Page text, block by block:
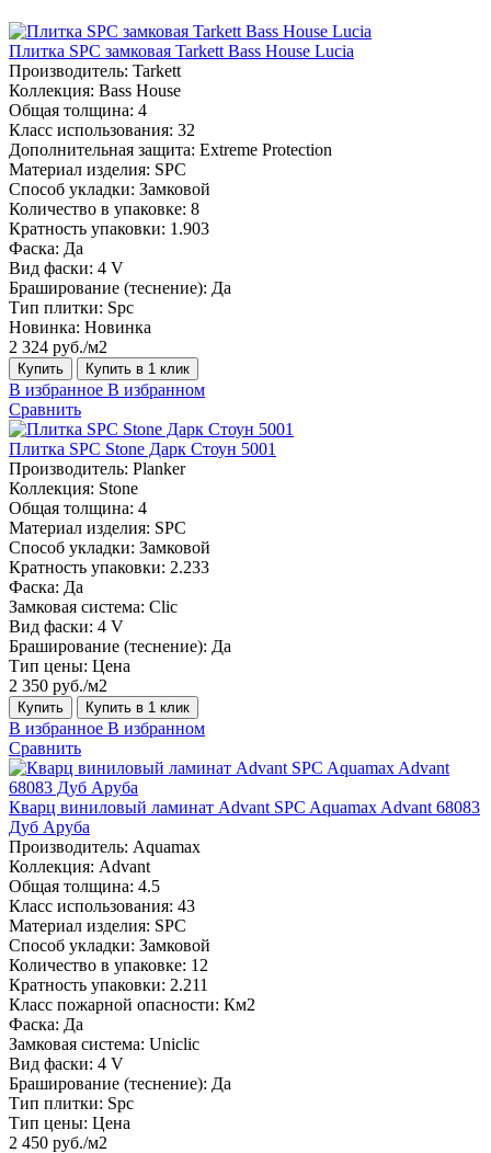
Плитка SPC замковая Tarkett Bass House Lucia
Производитель: Tarkett
Коллекция: Bass House
Общая толщина: 4
Класс использования: 32
Дополнительная защита: Extreme Protection
Материал изделия: SPC
Способ укладки: Замковой
Количество в упаковке: 8
Кратность упаковки: 1.903
Фаска: Да
Вид фаски: 4 V
Браширование (теснение): Да
Тип плитки: Spc
Новинка: Новинка
2 324 руб./м2
Купить Купить в 1 клик
В избранное В избранном
Сравнить
Плитка SPC Stone Дарк Стоун 5001
Производитель: Planker
Коллекция: Stone
Общая толщина: 4
Материал изделия: SPC
Способ укладки: Замковой
Кратность упаковки: 2.233
Фаска: Да
Замковая система: Сlic
Вид фаски: 4 V
Браширование (теснение): Да
Тип цены: Цена
2 350 руб./м2
Купить Купить в 1 клик
В избранное В избранном
Сравнить
Кварц виниловый ламинат Advant SPC Aquamax Advant 68083
Дуб Аруба
Производитель: Aquamax
Коллекция: Advant
Общая толщина: 4.5
Класс использования: 43
Материал изделия: SPC
Способ укладки: Замковой
Количество в упаковке: 12
Кратность упаковки: 2.211
Класс пожарной опасности: Км2
Фаска: Да
Замковая система: Uniclic
Вид фаски: 4 V
Браширование (теснение): Да
Тип плитки: Spc
Тип цены: Цена
2 450 руб./м2